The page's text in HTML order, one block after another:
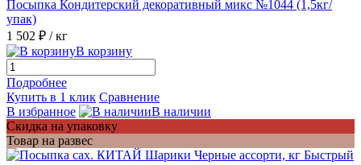
Посыпка Кондитерский декоративный микс №1044 (1,5кг/
упак)
1 502 ₽ / кг
В корзину
Подробнее
Купить в 1 клик Сравнение
В избранное
В наличии
Скидка на упаковку
Товар на развес
Быстрый